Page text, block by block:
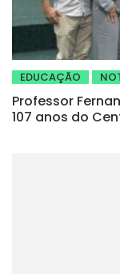
EDUCAÇÃO
Professor
107 anos do